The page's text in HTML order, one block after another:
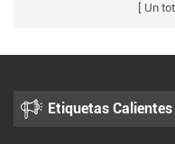
Un
Etiquetas Calientes